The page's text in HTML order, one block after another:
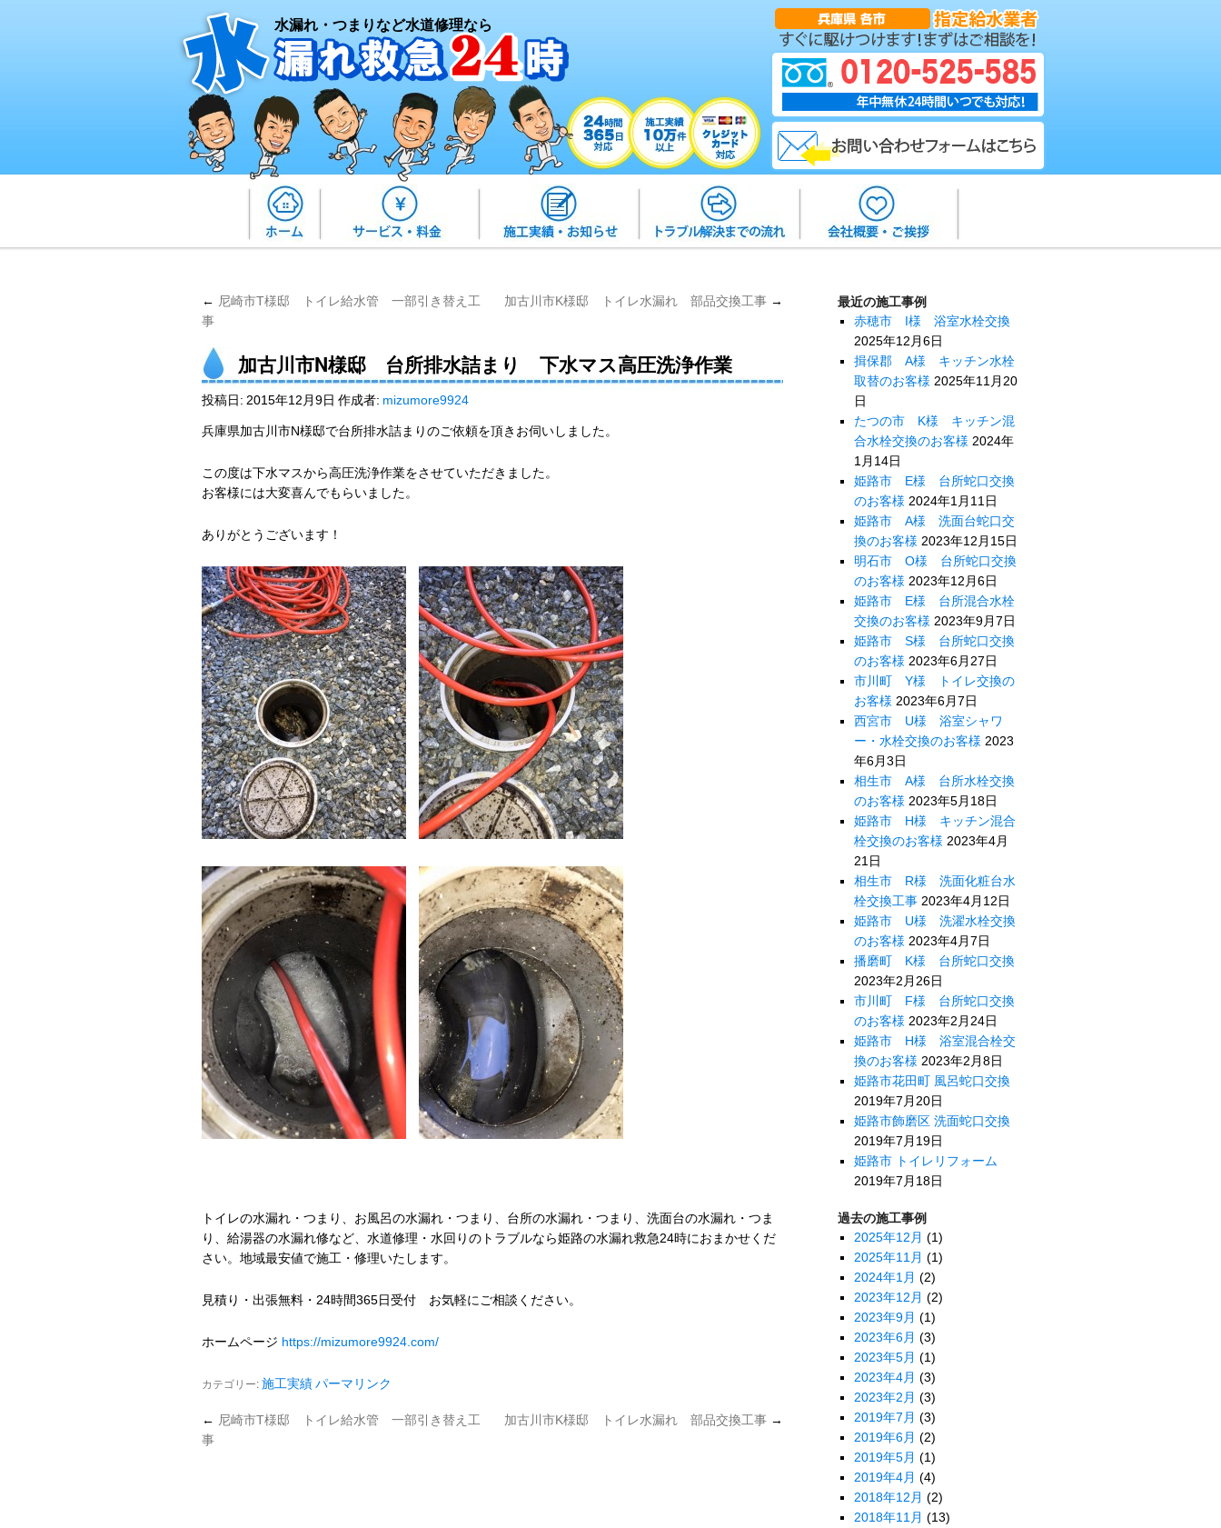
水漏れ・つまりなど水道修理なら
← 尼崎市T様邸 トイレ給水管 一部引き替え工
事
加古川市K様邸 トイレ水漏れ 部品交換工事 →
加古川市N様邸 台所排水詰まり 下水マス高圧洗浄作業
投稿日: 2015年12月9日 作成者: mizumore9924
兵庫県加古川市N様邸で台所排水詰まりのご依頼を頂きお伺いしました。
この度は下水マスから高圧洗浄作業をさせていただきました。
お客様には大変喜んでもらいました。
ありがとうございます！
トイレの水漏れ・つまり、お風呂の水漏れ・つまり、台所の水漏れ・つまり、洗面台の水漏れ・つま
り、給湯器の水漏れ修など、水道修理・水回りのトラブルなら姫路の水漏れ救急24時におまかせくだ
さい。地域最安値で施工・修理いたします。
見積り・出張無料・24時間365日受付 お気軽にご相談ください。
ホームページ https://mizumore9924.com/
カテゴリー:施工実績パーマリンク
← 尼崎市T様邸 トイレ給水管 一部引き替え工
事
加古川市K様邸 トイレ水漏れ 部品交換工事 →
最近の施工事例
赤穂市 I様 浴室水栓交換
2025年12月6日
揖保郡 A様 キッチン水栓
取替のお客様 2025年11月20
日
たつの市 K様 キッチン混
合水栓交換のお客様 2024年
1月14日
姫路市 E様 台所蛇口交換
のお客様 2024年1月11日
姫路市 A様 洗面台蛇口交
換のお客様 2023年12月15日
明石市 O様 台所蛇口交換
のお客様 2023年12月6日
姫路市 E様 台所混合水栓
交換のお客様 2023年9月7日
姫路市 S様 台所蛇口交換
のお客様 2023年6月27日
市川町 Y様 トイレ交換の
お客様 2023年6月7日
西宮市 U様 浴室シャワ
ー・水栓交換のお客様 2023
年6月3日
相生市 A様 台所水栓交換
のお客様 2023年5月18日
姫路市 H様 キッチン混合
栓交換のお客様 2023年4月
21日
相生市 R様 洗面化粧台水
栓交換工事 2023年4月12日
姫路市 U様 洗濯水栓交換
のお客様 2023年4月7日
播磨町 K様 台所蛇口交換
2023年2月26日
市川町 F様 台所蛇口交換
のお客様 2023年2月24日
姫路市 H様 浴室混合栓交
換のお客様 2023年2月8日
姫路市花田町 風呂蛇口交換
2019年7月20日
姫路市飾磨区 洗面蛇口交換
2019年7月19日
姫路市 トイレリフォーム
2019年7月18日
過去の施工事例
2025年12月 (1)
2025年11月 (1)
2024年1月 (2)
2023年12月 (2)
2023年9月 (1)
2023年6月 (3)
2023年5月 (1)
2023年4月 (3)
2023年2月 (3)
2019年7月 (3)
2019年6月 (2)
2019年5月 (1)
2019年4月 (4)
2018年12月 (2)
2018年11月 (13)